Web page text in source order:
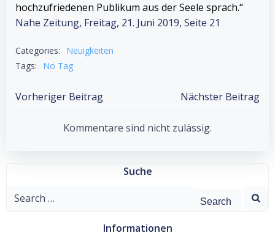
hochzufriedenen Publikum aus der Seele sprach.“
Nahe Zeitung, Freitag, 21. Juni 2019, Seite 21
Categories:
Neuigkeiten
Tags:
No Tag
Post
navigation
Vorheriger Beitrag
Post
navigation
Nächster Beitrag
Kommentare sind nicht zulässig.
Suche
Search
Informationen